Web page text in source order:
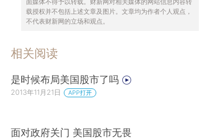
载授权并不包括上述文章及图片。文章均为作者个人观点，
不代表财新网的立场和观点。
相关阅读
是时候布局美国股市了吗
2013年11月21日 APP打开
面对政府关门 美国股市无畏